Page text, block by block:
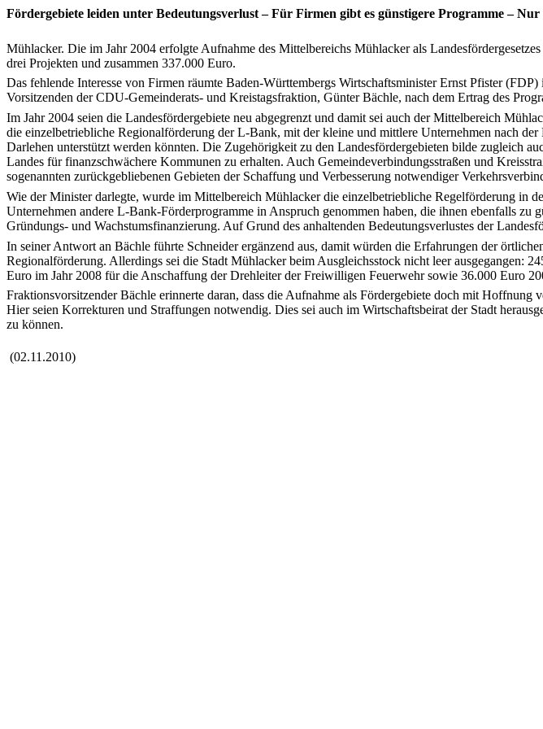
Fördergebiete leiden unter Bedeutungsverlust – Für Firmen gibt es günstigere Programme –
Mühlacker. Die im Jahr 2004 erfolgte Aufnahme des Mittelbereichs Mühlacker als
drei Projekten und zusammen 337.000 Euro.
Das fehlende Interesse von Firmen räumte Baden-Württembergs Wirtschaftsminister Ernst Pfister
Vorsitzenden der CDU-Gemeinderats- und Kreistagsfraktion, Günter Bächle, nach dem Ertrag des
Im Jahr 2004 seien die Landesfördergebiete neu abgegrenzt und damit sei auch der Mittelbereich
die einzelbetriebliche Regionalförderung der L-Bank, mit der kleine und mittlere Unternehmen nach
Darlehen unterstützt werden könnten. Die Zugehörigkeit zu den Landesfördergebieten bilde zugleich
Landes für finanzschwächere Kommunen zu erhalten. Auch Gemeindeverbindungsstraßen und
sogenannten zurückgebliebenen Gebieten der Schaffung und Verbesserung notwendiger
Wie der Minister darlegte, wurde im Mittelbereich Mühlacker die einzelbetriebliche Regelförderung in
Unternehmen andere L-Bank-Förderprogramme in Anspruch genommen haben, die ihnen ebenfalls
Gründungs- und Wachstumsfinanzierung. Auf Grund des anhaltenden Bedeutungsverlustes der
In seiner Antwort an Bächle führte Schneider ergänzend aus, damit würden die Erfahrungen der
Regionalförderung. Allerdings sei die Stadt Mühlacker beim Ausgleichsstock nicht leer ausgegangen:
Euro im Jahr 2008 für die Anschaffung der Drehleiter der Freiwilligen Feuerwehr sowie 36.000 Euro
Fraktionsvorsitzender Bächle erinnerte daran, dass die Aufnahme als Fördergebiete doch mit
Hier seien Korrekturen und Straffungen notwendig. Dies sei auch im Wirtschaftsbeirat der Stadt
zu können.
(02.11.2010)